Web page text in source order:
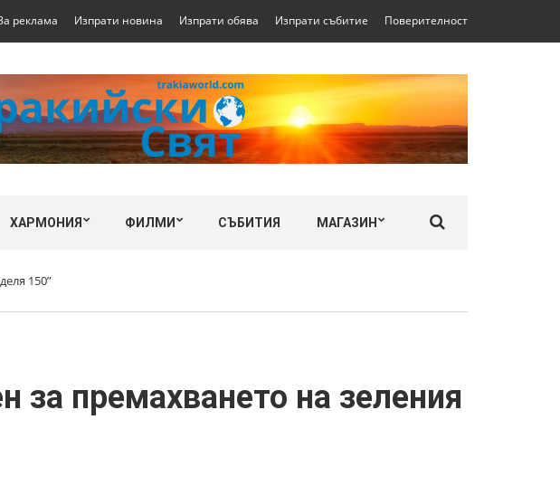
реклама Изпрати новина Изпрати обява Изпрати събитие Поверителност
ХАРМОНИЯ ФИЛМИ СЪБИТИЯ МАГАЗИН
150”
за премахването на зеления